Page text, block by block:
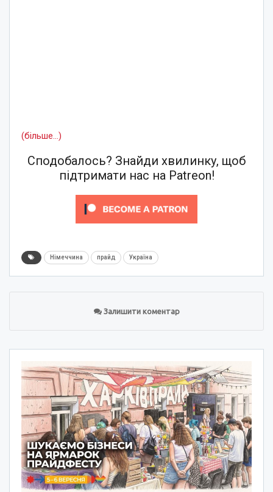
(більше…)
Сподобалось? Знайди хвилинку, щоб
підтримати нас на Patreon!
Німеччина прайд Україна
Залишити коментар